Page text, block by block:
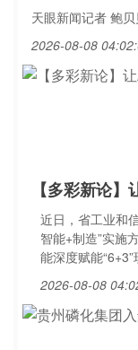
天眼新闻记者 鲍
2026-08-08
【多彩新论
近日，省工业和
智能+制造”实施
能深度赋能
2026-08-08